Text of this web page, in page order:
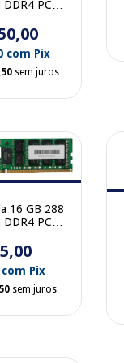
PC4-
TF
com Pix
sem juros
16 GB 288
PC4-
TF
com Pix
sem juros